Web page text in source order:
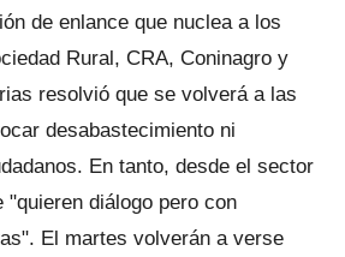
de enlance que nuclea a los
Rural, CRA, Coninagro y
resolvió que se volverá a las
desabastecimiento ni
En tanto, desde el sector
"quieren diálogo pero con
El martes volverán a verse